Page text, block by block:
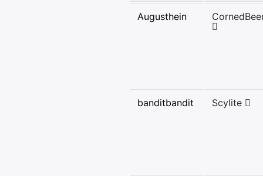
Augusthein
banditbandit Scylite